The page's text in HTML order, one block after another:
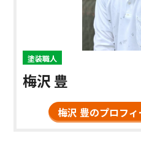
塗装職人
梅沢 豊
梅沢 豊のプロフ